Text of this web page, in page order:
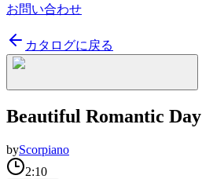
お問い合わせ
カタログに戻る
Beautiful Romantic Day
byScorpiano
2:10